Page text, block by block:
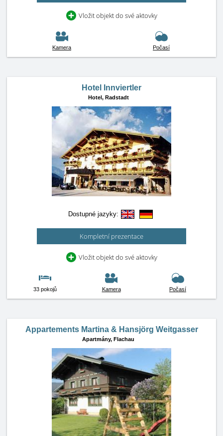
Vložit objekt do své aktovky
Kamera Počasí
Hotel Innviertler
Hotel, Radstadt
Dostupné jazyky:
Kompletní prezentace
Vložit objekt do své aktovky
33 pokojů Kamera Počasí
Appartements Martina & Hansjörg Weitgasser
Apartmány, Flachau